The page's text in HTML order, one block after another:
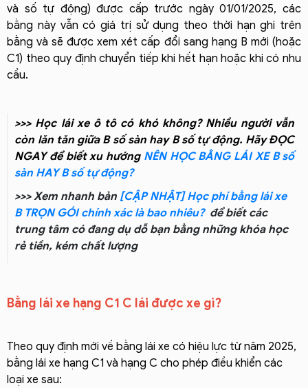
và số tự động) được cấp trước ngày 01/01/2025, các
bằng này vẫn có giá trị sử dụng theo thời hạn ghi trên
bằng và sẽ được xem xét cấp đổi sang hạng B mới (hoặc
C1) theo quy định chuyển tiếp khi hết hạn hoặc khi có nhu
cầu.
>>> Học lái xe ô tô có khó không?Nhiều người vẫn
còn lăn tăn giữa B số sàn hay B số tự động. Hãy ĐỌC
NGAY để biết xu hướng NÊN HỌC BẰNG LÁI XE B số
sàn HAY B số tự động?
>>> Xem nhanh bản [CẬP NHẬT] Học phí bằng lái xe
B TRỌN GÓI chính xác là bao nhiêu?để biết các
trung tâm có đang dụ dỗ bạn bằng những khóa học
rẻ tiền, kém chất lượng
Bằng lái xe hạng C1 C lái được xe gì?
Theo quy định mới về bằng lái xe có hiệu lực từ năm 2025,
bằng lái xe hạng C1 và hạng C cho phép điều khiển các
loại xe sau: